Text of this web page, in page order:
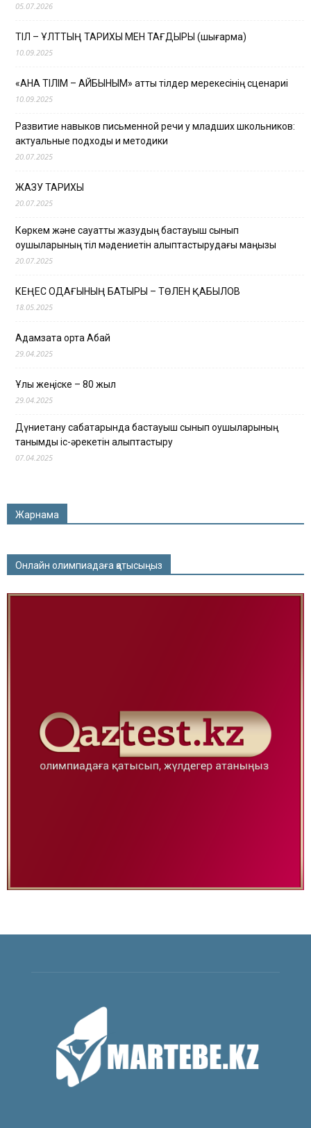
05.07.2026
ТІЛ – ҰЛТТЫҢ ТАРИХЫ МЕН ТАҒДЫРЫ (шығарма)
10.09.2025
«АНА ТІЛІМ – АЙБЫНЫМ» атты тілдер мерекесінің сценариі
10.09.2025
Развитие навыков письменной речи у младших школьников:
актуальные подходы и методики
20.07.2025
ЖАЗУ ТАРИХЫ
20.07.2025
Көркем және сауатты жазудың бастауыш сынып
оқушыларының тіл мәдениетін қалыптастырудағы маңызы
20.07.2025
КЕҢЕС ОДАҒЫНЫҢ БАТЫРЫ – ТӨЛЕН ҚАБЫЛОВ
18.05.2025
Адамзатқа ортақ Абай
29.04.2025
Ұлы жеңіске – 80 жыл
29.04.2025
Дүниетану сабақтарында бастауыш сынып оқушыларының
танымдық іс-әрекетін қалыптастыру
07.04.2025
Жарнама
Онлайн олимпиадаға қатысыңыз